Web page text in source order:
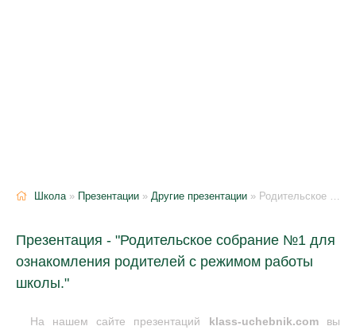
Школа» Презентации » Другие презентации » Родительское собрание №1 для ознакомления родителей с режимом работы школы.
Презентация - "Родительское собрание №1 для
ознакомления родителей с режимом работы
школы."
На нашем сайте презентаций klass-uchebnik.comвы